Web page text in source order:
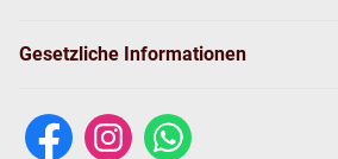
Gesetzliche Informationen